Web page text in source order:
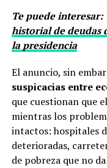
Te puede interesar:
historial de deudas
la presidencia
El anuncio, sin
suspicacias entre
que cuestionan que
mientras los
intactos: hospitales
deterioradas,
de pobreza que no